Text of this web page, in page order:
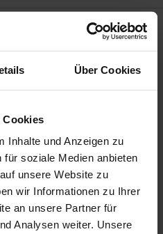
Über Cookies
Cookies
Inhalte und Anzeigen zu
soziale Medien anbieten
unsere Website zu
wir Informationen zu Ihrer
an unsere Partner für
Analysen weiter. Unsere
Rundfunkordnung
dramatisch
Rundfunk neben den
privaten Anbietern
waren bisher schwer zu
ausdrücklich